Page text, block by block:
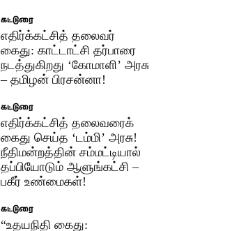
கட்டுரை
எதிர்க்கட்சித் தலைவர்
கைது: காட்டாட்சி தர்பாரை
நடத்துகிறது ‘கோமாளி’ அரசு
– தமிழன் பிரசன்னா!
கட்டுரை
எதிர்க்கட்சித் தலைவரைக்
கைது செய்த ‘டம்மி’ அரசு!
நீதிமன்றத்தின் சம்மட்டியால்
தப்பியோடும் ஆளுங்கட்சி –
பகீர் உண்மைகள்!
கட்டுரை
“உதயநிதி கைது: